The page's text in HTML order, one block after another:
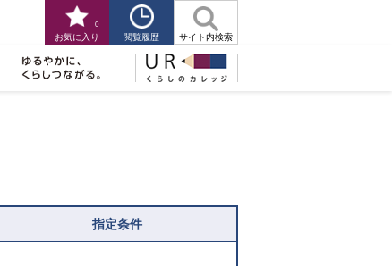
お気に入り
0
閲覧履歴 サイト内検索
指定条件